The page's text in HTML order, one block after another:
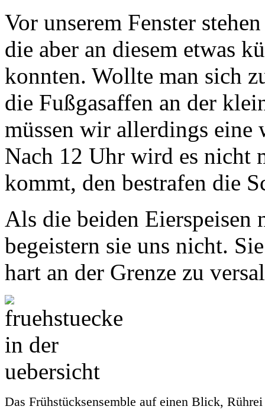
Vor unserem Fenster
die aber an diesem etwas
konnten. Wollte man sich
die Fußgasaffen an der
müssen wir allerdings eine
Nach 12 Uhr wird es nicht
kommt, den bestrafen die
Als die beiden Eierspeisen
begeistern sie uns nicht.
hart an der Grenze zu
Das Frühstücksensemble auf einen Blick,